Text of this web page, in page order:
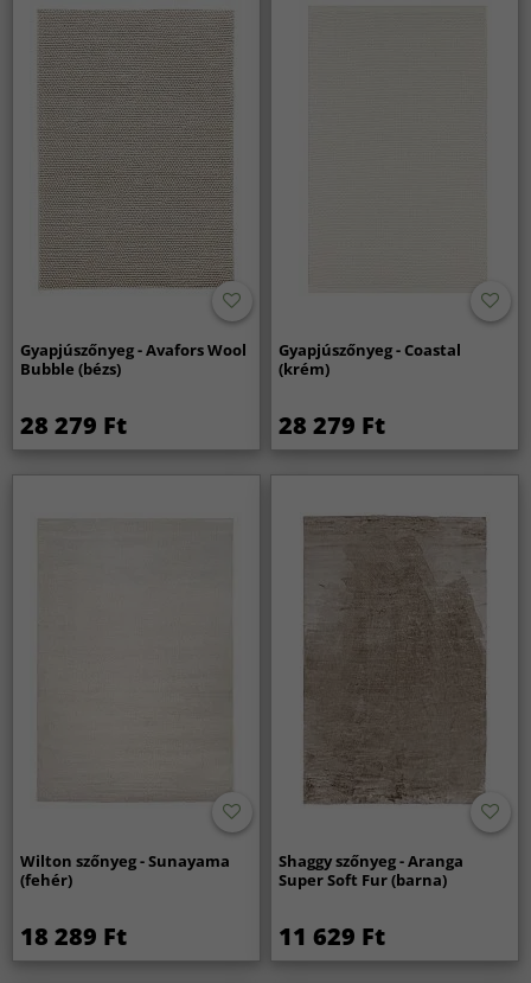
Mélyebb tisztításhoz professzionális szőnyegtisztítást
ajánlunk, különösen nagyobb foltok vagy általános
felfrissítés esetén. Felhívjuk figyelmét, hogy nem vállalunk
felelősséget, ha harmadik felet vesz igénybe a szőnyeg
tisztításához.
Gyapjúszőnyeg - Avafors Wool
Bubble (bézs)
28 279 Ft
Gyapjúszőnyeg - Coastal
(krém)
28 279 Ft
Wilton szőnyeg - Sunayama
(fehér)
18 289 Ft
Shaggy szőnyeg - Aranga
Super Soft Fur (barna)
11 629 Ft